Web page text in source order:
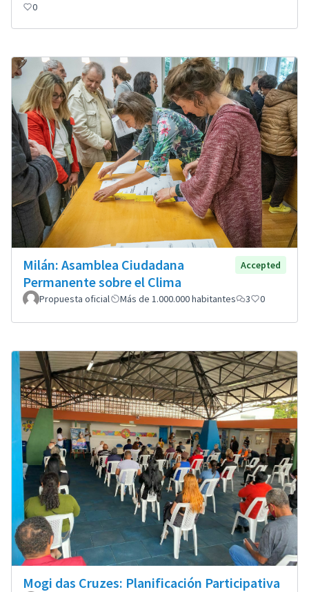
0
Milán: Asamblea Ciudadana
Permanente sobre el Clima
Accepted
Propuesta oficial Más de 1.000.000 habitantes 3 0
Mogi das Cruzes: Planificación Participativa